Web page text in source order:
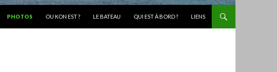
PHOTOS OU KON EST ? LE BATEAU QUI EST À BORD ? LIENS